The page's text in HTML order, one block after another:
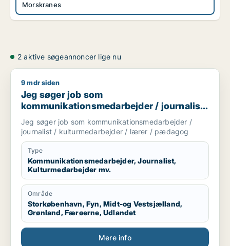
Morskranes
2 aktive søgeannoncer lige nu
Jeg søger job som kommunikationsmedarbejder /
9 mdr siden
Jeg søger job som
kommunikationsmedarbejder / journalist
/ kulturmedarbejder / lærer / pædagog
Jeg søger job som kommunikationsmedarbejder /
journalist / kulturmedarbejder / lærer / pædagog
Type
Kommunikationsmedarbejder, Journalist,
Kulturmedarbejder mv.
Område
Storkøbenhavn, Fyn, Midt-og Vestsjælland,
Grønland, Færøerne, Udlandet
Mere info